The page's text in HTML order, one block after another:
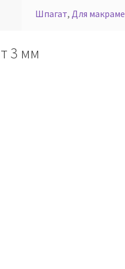
Шпагат, Для макраме
3 мм